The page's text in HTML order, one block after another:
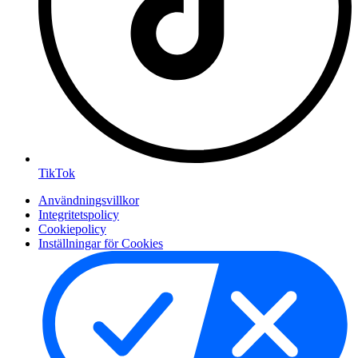
TikTok
Användningsvillkor
Integritetspolicy
Cookiepolicy
Inställningar för Cookies